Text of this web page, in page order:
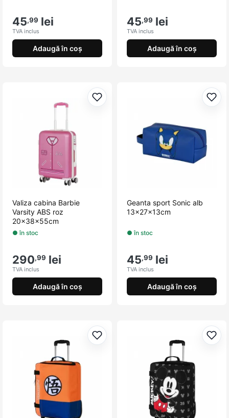
orice context!
45,99 lei
TVA inclus
Adaugă în coș
45,99 lei
TVA inclus
Adaugă în coș
Adaugă la favorite
Valiza cabina Barbie
Varsity ABS roz
20x38x55cm
● în stoc
290,99 lei
TVA inclus
Adaugă în coș
Geanta sport Sonic alb
13x27x13cm
● în stoc
45,99 lei
TVA inclus
Adaugă în coș
Adaugă la favorite